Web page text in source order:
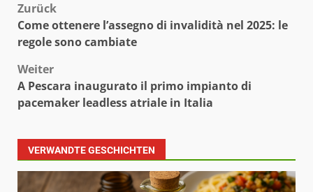
Beitragsnavigation
Zurück
Come ottenere l’assegno di invalidità nel 2025: le
regole sono cambiate
Weiter
A Pescara inaugurato il primo impianto di
pacemaker leadless atriale in Italia
VERWANDTE GESCHICHTEN